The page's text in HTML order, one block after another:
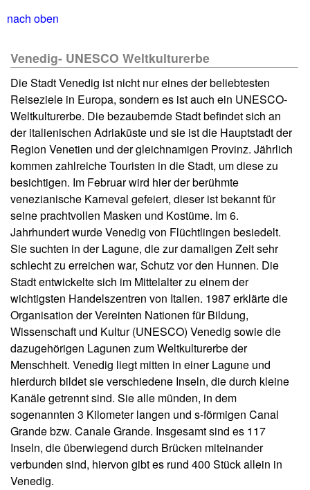
nach oben
Venedig- UNESCO Weltkulturerbe
Die Stadt Venedig ist nicht nur eines der beliebtesten
Reiseziele in Europa, sondern es ist auch ein UNESCO-
Weltkulturerbe. Die bezaubernde Stadt befindet sich an
der italienischen Adriaküste und sie ist die Hauptstadt der
Region Venetien und der gleichnamigen Provinz. Jährlich
kommen zahlreiche Touristen in die Stadt, um diese zu
besichtigen. Im Februar wird hier der berühmte
venezianische Karneval gefeiert, dieser ist bekannt für
seine prachtvollen Masken und Kostüme. Im 6.
Jahrhundert wurde Venedig von Flüchtlingen besiedelt.
Sie suchten in der Lagune, die zur damaligen Zeit sehr
schlecht zu erreichen war, Schutz vor den Hunnen. Die
Stadt entwickelte sich im Mittelalter zu einem der
wichtigsten Handelszentren von Italien. 1987 erklärte die
Organisation der Vereinten Nationen für Bildung,
Wissenschaft und Kultur (UNESCO) Venedig sowie die
dazugehörigen Lagunen zum Weltkulturerbe der
Menschheit. Venedig liegt mitten in einer Lagune und
hierdurch bildet sie verschiedene Inseln, die durch kleine
Kanäle getrennt sind. Sie alle münden, in dem
sogenannten 3 Kilometer langen und s-förmigen Canal
Grande bzw. Canale Grande. Insgesamt sind es 117
Inseln, die überwiegend durch Brücken miteinander
verbunden sind, hiervon gibt es rund 400 Stück allein in
Venedig.